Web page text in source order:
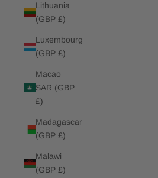
Lithuania
(GBP £)
Luxembourg
(GBP £)
Macao
SAR (GBP
£)
Madagascar
(GBP £)
Malawi
(GBP £)